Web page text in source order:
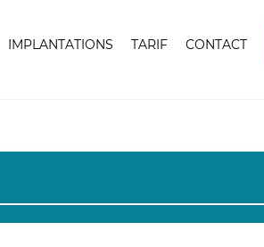
IMPLANTATIONS TARIF CONTACT